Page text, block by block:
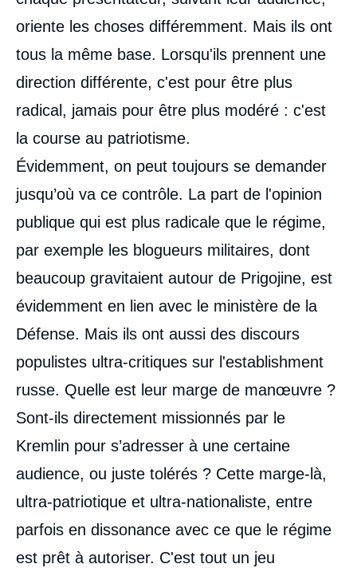
oriente les choses différemment. Mais ils ont
tous la même base. Lorsqu'ils prennent une
direction différente, c'est pour être plus
radical, jamais pour être plus modéré : c'est
la course au patriotisme.
Évidemment, on peut toujours se demander
jusqu’où va ce contrôle. La part de l'opinion
publique qui est plus radicale que le régime,
par exemple les blogueurs militaires, dont
beaucoup gravitaient autour de Prigojine, est
évidemment en lien avec le ministère de la
Défense. Mais ils ont aussi des discours
populistes ultra-critiques sur l'establishment
russe. Quelle est leur marge de manœuvre ?
Sont-ils directement missionnés par le
Kremlin pour s’adresser à une certaine
audience, ou juste tolérés ? Cette marge-là,
ultra-patriotique et ultra-nationaliste, entre
parfois en dissonance avec ce que le régime
est prêt à autoriser. C'est tout un jeu